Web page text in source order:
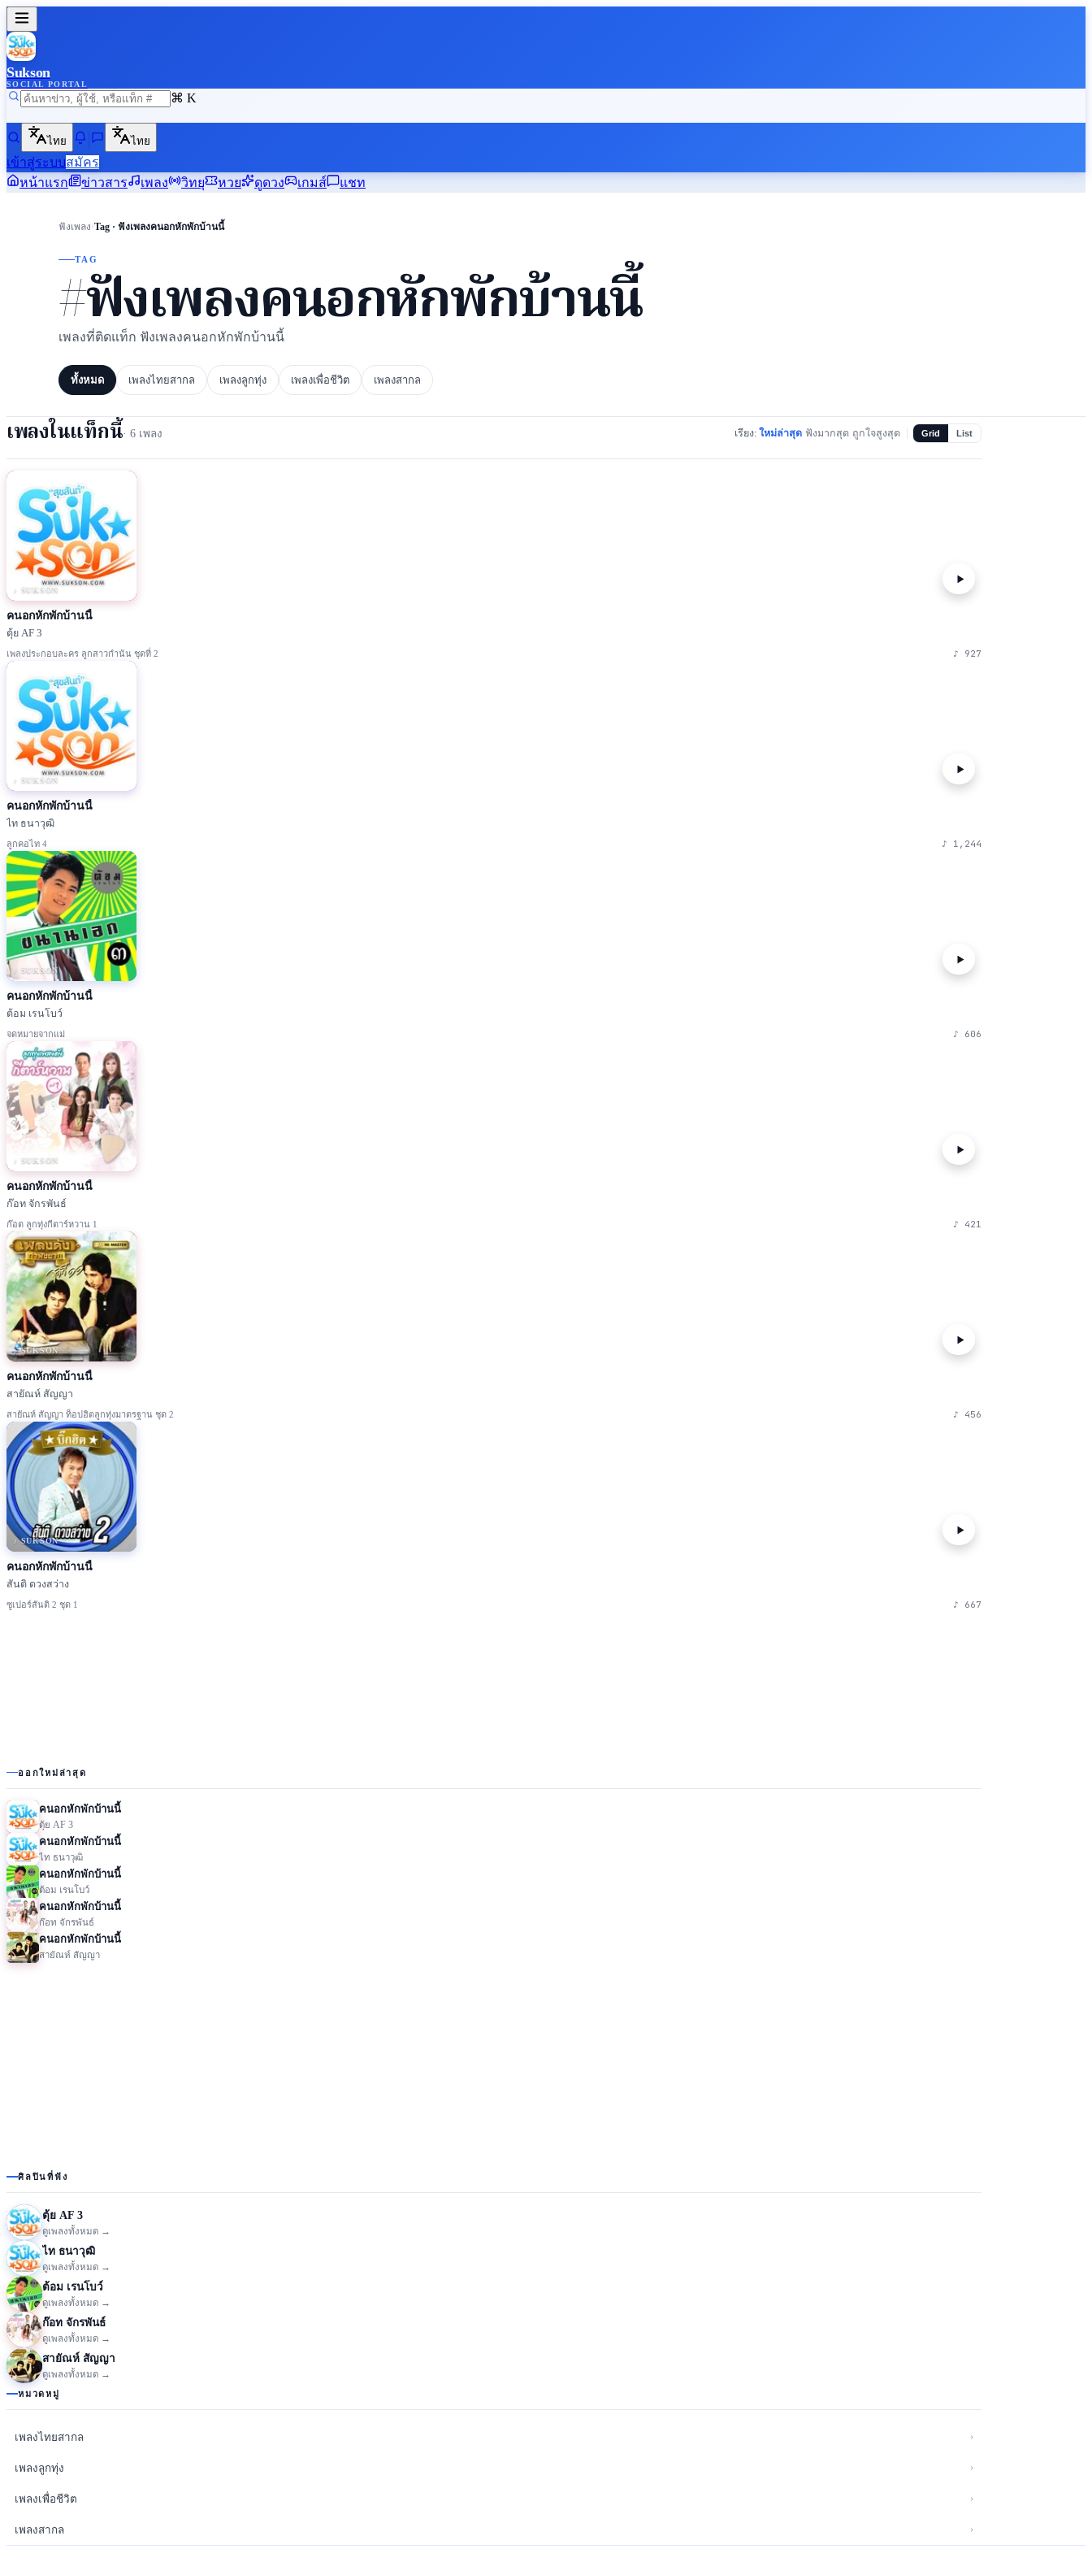
Sukson
SOCIAL PORTAL
⌘ K
ไทย ไทย
เข้าสู่ระบบสมัคร
หน้าแรก
ข่าวสาร เพลง วิทยุ หวย ดูดวง เกมส์ แชท
ฟังเพลง›Tag · ฟังเพลงคนอกหักพักบ้านนี้
TAG
#ฟังเพลงคนอกหักพักบ้านนี้
เพลงที่ติดแท็ก ฟังเพลงคนอกหักพักบ้านนี้
ทั้งหมด เพลงไทยสากล เพลงลูกทุ่ง เพลงเพื่อชีวิต เพลงสากล
เพลงในแท็กนี้·6 เพลง เรียง: ใหม่ล่าสุด ฟังมากสุด ถูกใจสูงสุด Grid List
♪ SUKSON
คนอกหักพักบ้านนี้
ตุ้ย AF 3
เพลงประกอบละคร ลูกสาวกำนัน ชุดที่ 2 ♪ 927
♪ SUKSON
คนอกหักพักบ้านนี้
ไท ธนาวุฒิ
ลูกคอไท 4 ♪ 1,244
♪ SUKSON
คนอกหักพักบ้านนี้
ต้อม เรนโบว์
จดหมายจากแม่ ♪ 606
♪ SUKSON
คนอกหักพักบ้านนี้
ก๊อท จักรพันธ์
ก๊อต ลูกทุ่งกีตาร์หวาน 1 ♪ 421
♪ SUKSON
คนอกหักพักบ้านนี้
สายัณห์ สัญญา
สายัณห์ สัญญา ท็อปฮิตลูกทุ่งมาตรฐาน ชุด 2 ♪ 456
♪ SUKSON
คนอกหักพักบ้านนี้
สันติ ดวงสว่าง
ซูเปอร์สันติ 2 ชุด 1 ♪ 667
ออกใหม่ล่าสุด
คนอกหักพักบ้านนี้
ตุ้ย AF 3
คนอกหักพักบ้านนี้
ไท ธนาวุฒิ
คนอกหักพักบ้านนี้
ต้อม เรนโบว์
คนอกหักพักบ้านนี้
ก๊อท จักรพันธ์
คนอกหักพักบ้านนี้
สายัณห์ สัญญา
ศิลปินที่ฟัง
ตุ้ย AF 3
ดูเพลงทั้งหมด →
ไท ธนาวุฒิ
ดูเพลงทั้งหมด →
ต้อม เรนโบว์
ดูเพลงทั้งหมด →
ก๊อท จักรพันธ์
ดูเพลงทั้งหมด →
สายัณห์ สัญญา
ดูเพลงทั้งหมด →
หมวดหมู่
เพลงไทยสากล ›
เพลงลูกทุ่ง ›
เพลงเพื่อชีวิต ›
เพลงสากล ›